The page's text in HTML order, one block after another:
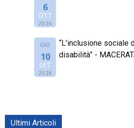
6
OTT
2026
GIO
10
SET
2026
“L’inclusione sociale
disabilità” -
Ultimi Articoli